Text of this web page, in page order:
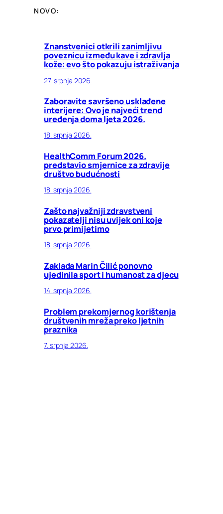
NOVO:
Znanstvenici otkrili zanimljivu
poveznicu između kave i zdravlja
kože: evo što pokazuju istraživanja
27. srpnja 2026.
Zaboravite savršeno usklađene
interijere: Ovo je najveći trend
uređenja doma ljeta 2026.
18. srpnja 2026.
HealthComm Forum 2026.
predstavio smjernice za zdravije
društvo budućnosti
18. srpnja 2026.
Zašto najvažniji zdravstveni
pokazatelji nisu uvijek oni koje
prvo primijetimo
18. srpnja 2026.
Zaklada Marin Čilić ponovno
ujedinila sport i humanost za djecu
14. srpnja 2026.
Problem prekomjernog korištenja
društvenih mreža preko ljetnih
praznika
7. srpnja 2026.